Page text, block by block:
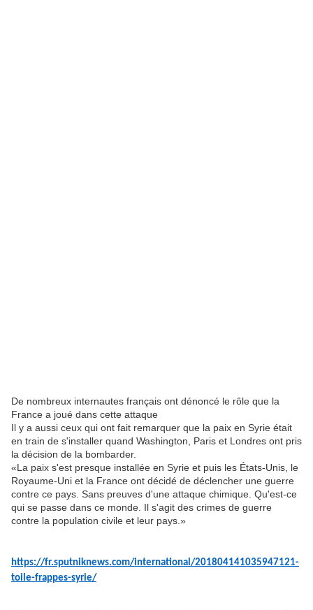
De nombreux internautes français ont dénoncé le rôle que la
France a joué dans cette attaque
Il y a aussi ceux qui ont fait remarquer que la paix en Syrie était
en train de s'installer quand Washington, Paris et Londres ont pris
la décision de la bombarder.
«La paix s'est presque installée en Syrie et puis les États-Unis, le
Royaume-Uni et la France ont décidé de déclencher une guerre
contre ce pays. Sans preuves d'une attaque chimique. Qu'est-ce
qui se passe dans ce monde. Il s'agit des crimes de guerre
contre la population civile et leur pays.»
https://fr.sputniknews.com/international/201804141035947121-
toile-frappes-syrie/